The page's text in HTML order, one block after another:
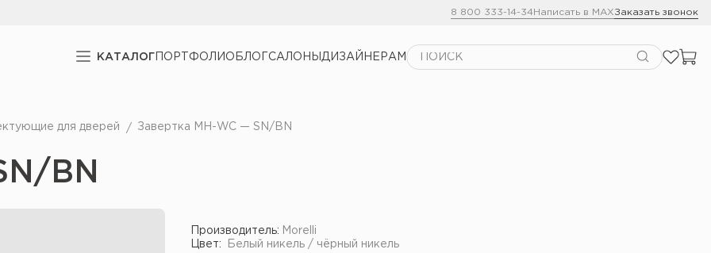
8 800 333-14-34Написать в MAXЗаказать звонок
КАТАЛОГ ПОРТФОЛИО БЛОГСАЛОНЫ ДИЗАЙНЕРАМ
для дверей Завертка MH-WC — SN/BN
BN
Производитель: Morelli
Цвет:
Белый никель / чёрный никель